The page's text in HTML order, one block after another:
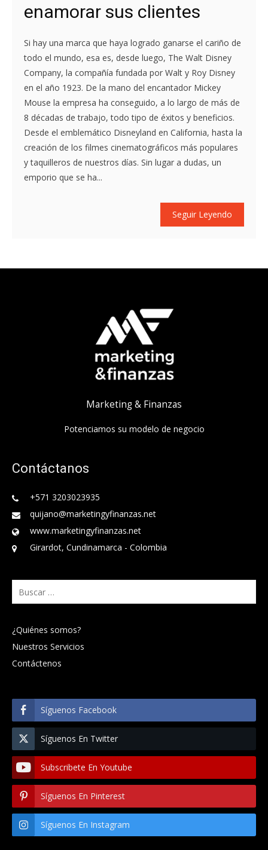
enamorar sus clientes
Si hay una marca que haya logrado ganarse el cariño de
todo el mundo, esa es, desde luego, The Walt Disney
Company, la compañía fundada por Walt y Roy Disney
en el año 1923. De la mano del encantador Mickey
Mouse la empresa ha conseguido, a lo largo de más de
8 décadas de trabajo, todo tipo de éxitos y beneficios.
Desde el emblemático Disneyland en California, hasta la
creación de los filmes cinematográficos más populares
y taquilleros de nuestros días. Sin lugar a dudas, un
emporio que se ha...
Seguir Leyendo
Marketing & Finanzas
Potenciamos su modelo de negocio
Contáctanos
+571 3203023935
quijano@marketingyfinanzas.net
www.marketingyfinanzas.net
Girardot, Cundinamarca - Colombia
Buscar:
¿Quiénes somos?
Nuestros Servicios
Contáctenos
Síguenos Facebook
Síguenos En Twitter
Subscribete En Youtube
Síguenos En Pinterest
Síguenos En Instagram